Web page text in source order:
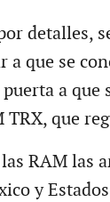
detalles,
a que se
a que
TRX, que
RAM las
y